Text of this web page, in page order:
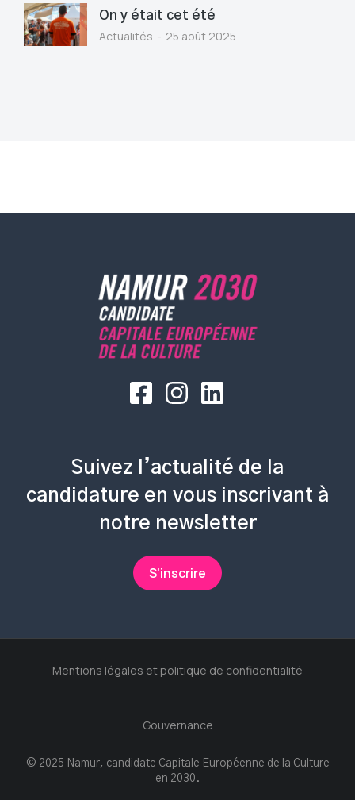
On y était cet été
Actualités 25 août 2025
Suivez l’actualité de la
candidature en vous inscrivant à
notre newsletter
S'inscrire
© 2025 Namur, candidate Capitale Européenne de la Culture
en 2030.
Mentions légales et politique de confidentialité
Gouvernance